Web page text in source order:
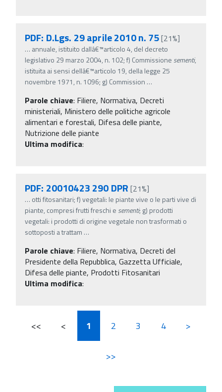
PDF: D.Lgs. 29 aprile 2010 n. 75[21%]
… annuale, istituito dallâ€™articolo 4, del decreto
legislativo 29 marzo 2004, n. 102; f) Commissione sementi,
istituita ai sensi dellâ€™articolo 19, della legge 25
novembre 1971, n. 1096; g) Commission …
Parole chiave: Filiere, Normativa, Decreti
ministeriali, Ministero delle politiche agricole
alimentari e forestali, Difesa delle piante,
Nutrizione delle piante
Ultima modifica:
PDF: 20010423 290 DPR [21%]
… otti fitosanitari; f) vegetali: le piante vive o le parti vive di
piante, compresi frutti freschi e sementi; g) prodotti
vegetali: i prodotti di origine vegetale non trasformati o
sottoposti a trattam …
Parole chiave: Filiere, Normativa, Decreti del
Presidente della Repubblica, Gazzetta Ufficiale,
Difesa delle piante, Prodotti Fitosanitari
Ultima modifica:
<< < 1 2 3 4 >
>>